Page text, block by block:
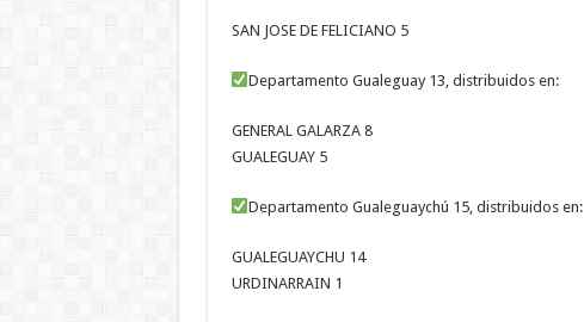
SAN JOSE DE FELICIANO 5
Departamento Gualeguay 13, distribuidos en:
GENERAL GALARZA 8
GUALEGUAY 5
Departamento Gualeguaychú 15, distribuidos en:
GUALEGUAYCHU 14
URDINARRAIN 1